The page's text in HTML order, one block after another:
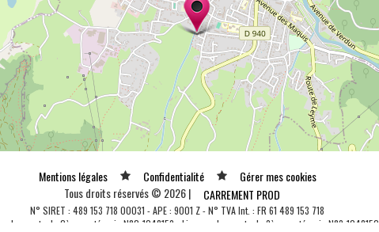
Mentions légales Confidentialité
Gérer mes cookies
Tous droits réservés © 2026 |
CARREMENT PROD
N° SIRET : 489 153 718 00031 - APE : 9001 Z - N° TVA Int. : FR 61 489 153 718
de spectacle 2ème catégorie N°2-1048153 - Licence de spectacle 3ème catégorie N°3-1048152